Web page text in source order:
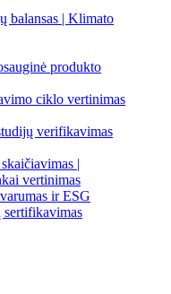
balansas | Klimato
produkto
ciklo vertinimas
verifikavimas
|
vertinimas
ir ESG
sertifikavimas